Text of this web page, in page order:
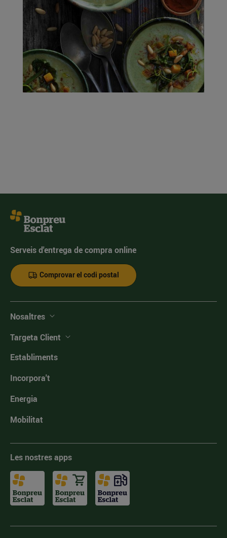
Serveis d'entrega de compra online
Comprovar el codi postal
Nosaltres
Targeta Client
Establiments
Incorpora't
Energia
Mobilitat
Les nostres apps